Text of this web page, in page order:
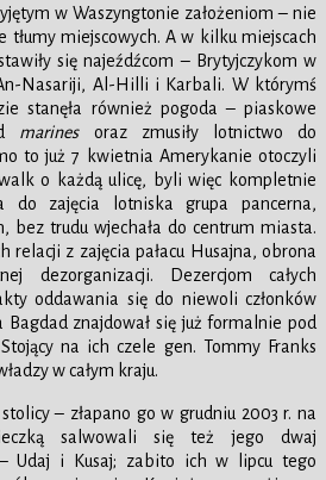
w Waszyngtonie założeniom – nie
tłumy miejscowych. A w kilku miejscach
się najeźdźcom – Brytyjczykom w
Nasariji, Al-Hilli i Karbali. W którymś
stanęła również pogoda – piaskowe
marinesoraz zmusiły lotnictwo do
to już 7 kwietnia Amerykanie otoczyli
o każdą ulicę, byli więc kompletnie
do zajęcia lotniska grupa pancerna,
bez trudu wjechała do centrum miasta.
relacji z zajęcia pałacu Husajna, obrona
dezorganizacji. Dezercjom całych
oddawania się do niewoli członków
znajdował się już formalnie pod
na ich czele gen. Tommy Franks
w całym kraju.
– złapano go w grudniu 2003 r. na
salwowali się też jego dwaj
Udaj i Kusaj; zabito ich w lipcu tego